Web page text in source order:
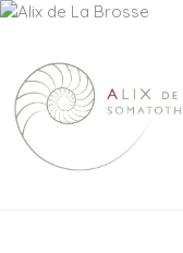
ALIX
DE